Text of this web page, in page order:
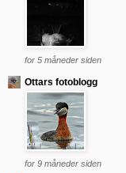
for 5 måneder siden
Ottars fotoblogg
for 9 måneder siden